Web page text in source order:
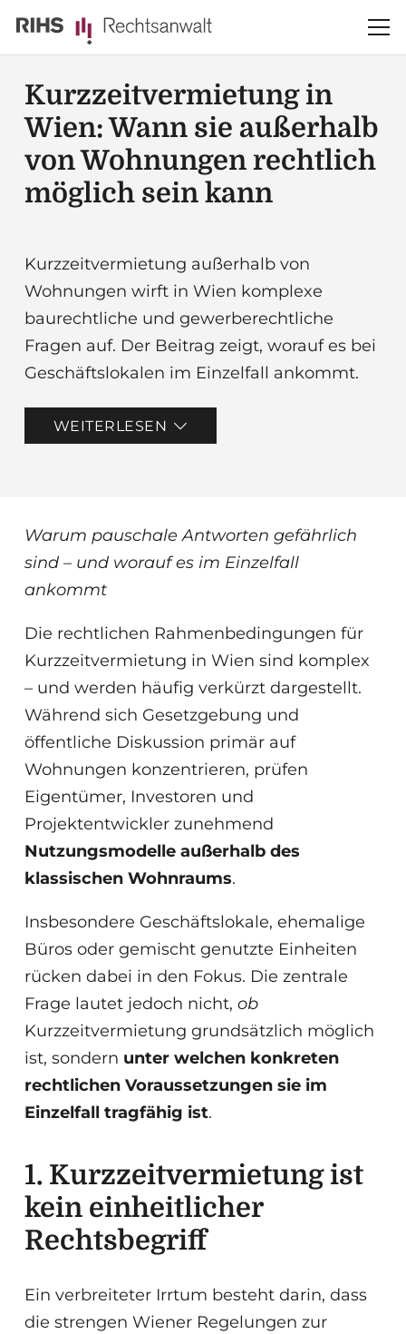
Kurzzeitvermietung in
Wien: Wann sie außerhalb
von Wohnungen rechtlich
möglich sein kann
Kurzzeitvermietung außerhalb von
Wohnungen wirft in Wien komplexe
baurechtliche und gewerberechtliche
Fragen auf. Der Beitrag zeigt, worauf es bei
Geschäftslokalen im Einzelfall ankommt.
WEITERLESEN
Warum pauschale Antworten gefährlich
sind – und worauf es im Einzelfall
ankommt
Die rechtlichen Rahmenbedingungen für
Kurzzeitvermietung in Wien sind komplex
– und werden häufig verkürzt dargestellt.
Während sich Gesetzgebung und
öffentliche Diskussion primär auf
Wohnungen konzentrieren, prüfen
Eigentümer, Investoren und
Projektentwickler zunehmend
Nutzungsmodelle außerhalb des
klassischen Wohnraums.
Insbesondere Geschäftslokale, ehemalige
Büros oder gemischt genutzte Einheiten
rücken dabei in den Fokus. Die zentrale
Frage lautet jedoch nicht, ob
Kurzzeitvermietung grundsätzlich möglich
ist, sondern unter welchen konkreten
rechtlichen Voraussetzungen sie im
Einzelfall tragfähig ist.
1. Kurzzeitvermietung ist
kein einheitlicher
Rechtsbegriff
Ein verbreiteter Irrtum besteht darin, dass
die strengen Wiener Regelungen zur